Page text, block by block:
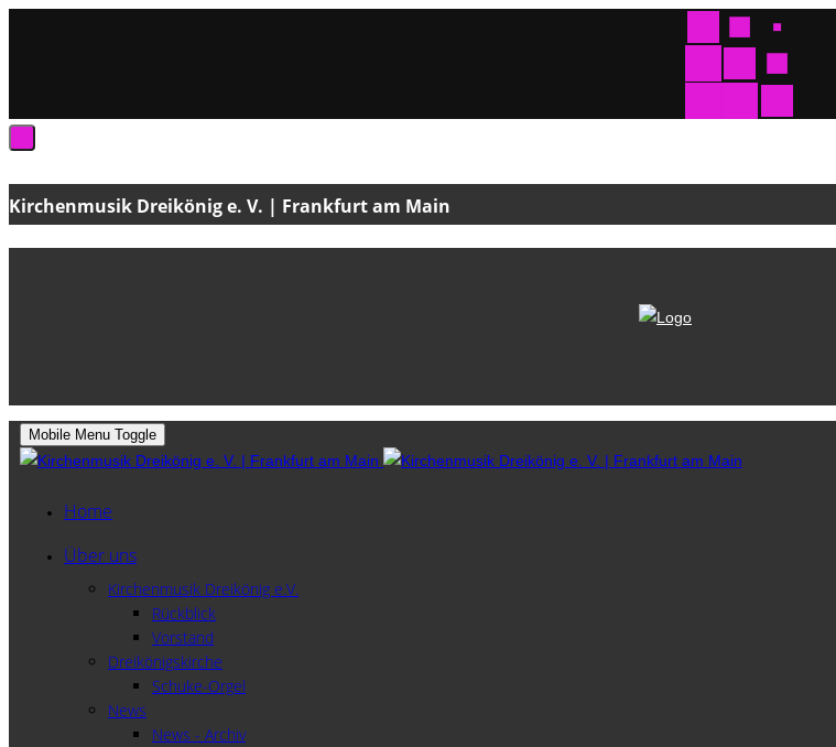
Kirchenmusik Dreikönig e. V. | Frankfurt am Main
Mobile Menu Toggle
Home
Über uns
Kirchenmusik Dreikönig e.V.
Rückblick
Vorstand
Dreikönigskirche
Schuke-Orgel
News
News - Archiv